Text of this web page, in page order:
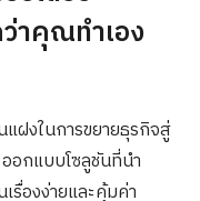
าคุณทำเอง
ฝงในการขยายธุรกิจสู่
อกแบบโซลูชันที่นำ
รื่องง่ายและคุ้มค่า